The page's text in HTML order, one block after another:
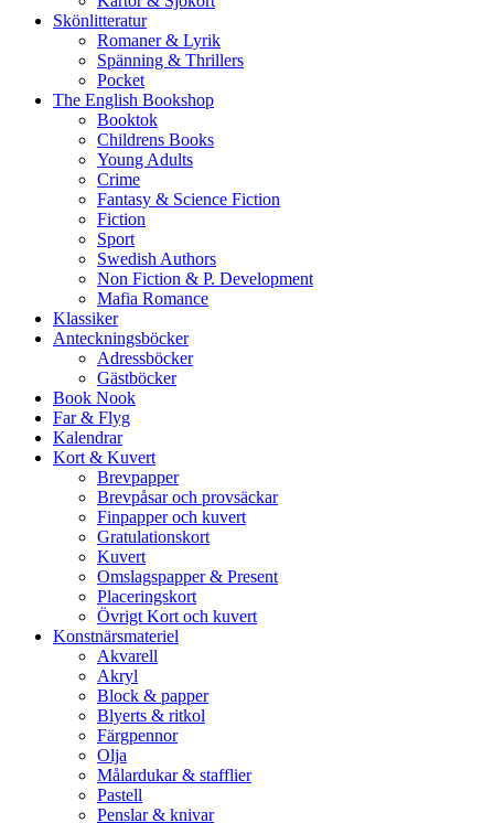
Skönlitteratur
Romaner & Lyrik
Spänning & Thrillers
Pocket
The English Bookshop
Booktok
Childrens Books
Young Adults
Crime
Fantasy & Science Fiction
Fiction
Sport
Swedish Authors
Non Fiction & P. Development
Mafia Romance
Klassiker
Anteckningsböcker
Adressböcker
Gästböcker
Book Nook
Far & Flyg
Kalendrar
Kort & Kuvert
Brevpapper
Brevpåsar och provsäckar
Finpapper och kuvert
Gratulationskort
Kuvert
Omslagspapper & Present
Placeringskort
Övrigt Kort och kuvert
Konstnärsmateriel
Akvarell
Akryl
Block & papper
Blyerts & ritkol
Färgpennor
Olja
Målardukar & stafflier
Pastell
Penslar & knivar